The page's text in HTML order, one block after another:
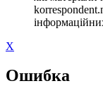
X
Ошибка